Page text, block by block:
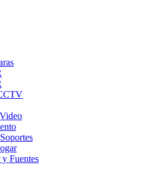
Fuentes